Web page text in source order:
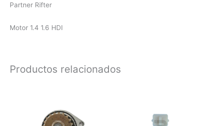
Partner Rifter
Motor 1.4 1.6 HDI
Productos relacionados